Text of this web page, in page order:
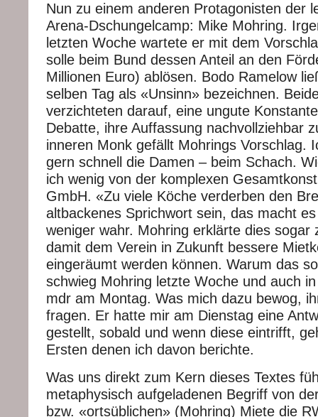
Nun zu einem anderen Protagonisten der
Arena-Dschungelcamp: Mike Mohring.
letzten Woche wartete er mit dem
solle beim Bund dessen Anteil an den
Millionen Euro) ablösen. Bodo Ramelow
selben Tag als «Unsinn» bezeichnen.
verzichteten darauf, eine ungute
Debatte, ihre Auffassung nachvollziehbar
inneren Monk gefällt Mohrings Vorschlag.
gern schnell die Damen – beim Schach.
ich wenig von der komplexen
GmbH. «Zu viele Köche verderben den
altbackenes Sprichwort sein, das macht
weniger wahr. Mohring erklärte dies sogar
damit dem Verein in Zukunft bessere
eingeräumt werden können. Warum das
schwieg Mohring letzte Woche und auch
mdr am Montag. Was mich dazu bewog,
fragen. Er hatte mir am Dienstag eine
gestellt, sobald und wenn diese eintrifft,
Ersten denen ich davon berichte.
Was uns direkt zum Kern dieses Textes
metaphysisch aufgeladenen Begriff von
bzw. «ortsüblichen» (Mohring) Miete die